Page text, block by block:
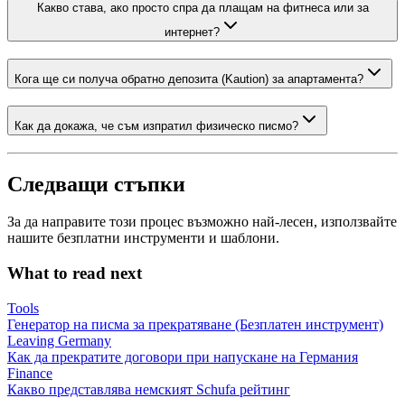
Какво става, ако просто спра да плащам на фитнеса или за
интернет?
Кога ще си получа обратно депозита (Kaution) за апартамента?
Как да докажа, че съм изпратил физическо писмо?
Следващи стъпки
За да направите този процес възможно най-лесен, използвайте
нашите безплатни инструменти и шаблони.
What to read next
Tools
Генератор на писма за прекратяване (Безплатен инструмент)
Leaving Germany
Как да прекратите договори при напускане на Германия
Finance
Какво представлява немският Schufa рейтинг